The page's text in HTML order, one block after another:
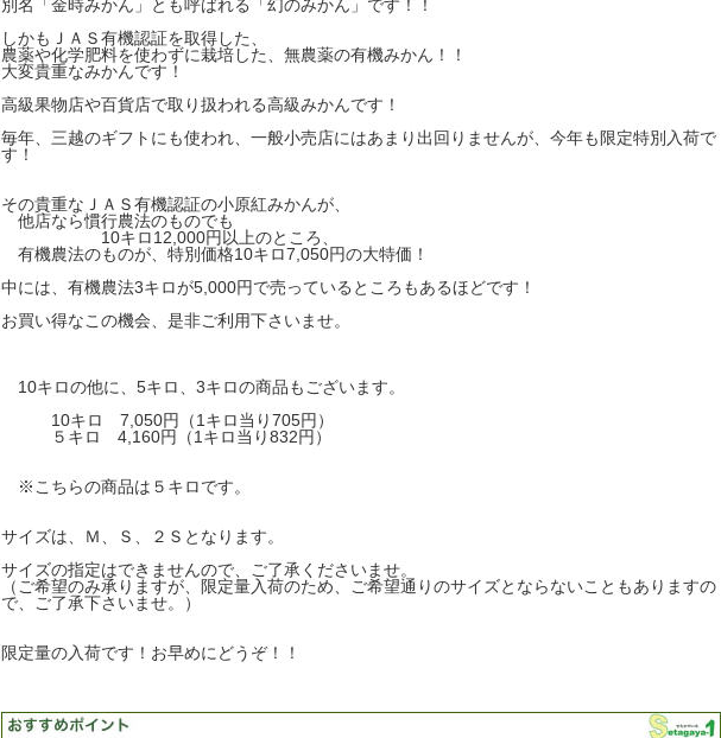
別名「金時みかん」とも呼ばれる「幻のみかん」です！！
しかもＪＡＳ有機認証を取得した、
農薬や化学肥料を使わずに栽培した、無農薬の有機みかん！！
大変貴重なみかんです！
高級果物店や百貨店で取り扱われる高級みかんです！
毎年、三越のギフトにも使われ、一般小売店にはあまり出回りませんが、今年も限定特別入荷で
す！
その貴重なＪＡＳ有機認証の小原紅みかんが、
他店なら慣行農法のものでも
10キロ12,000円以上のところ、
有機農法のものが、特別価格10キロ7,050円の大特価！
中には、有機農法3キロが5,000円で売っているところもあるほどです！
お買い得なこの機会、是非ご利用下さいませ。
10キロの他に、5キロ、3キロの商品もございます。
10キロ 7,050円（1キロ当り705円）
５キロ 4,160円（1キロ当り832円）
※こちらの商品は５キロです。
サイズは、Ｍ、Ｓ、２Ｓとなります。
サイズの指定はできませんので、ご了承くださいませ。
（ご希望のみ承りますが、限定量入荷のため、ご希望通りのサイズとならないこともありますの
で、ご了承下さいませ。）
限定量の入荷です！お早めにどうぞ！！